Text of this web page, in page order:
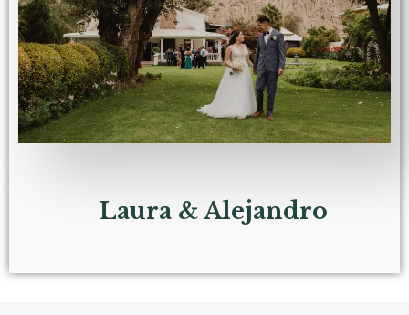
Laura & Alejandro